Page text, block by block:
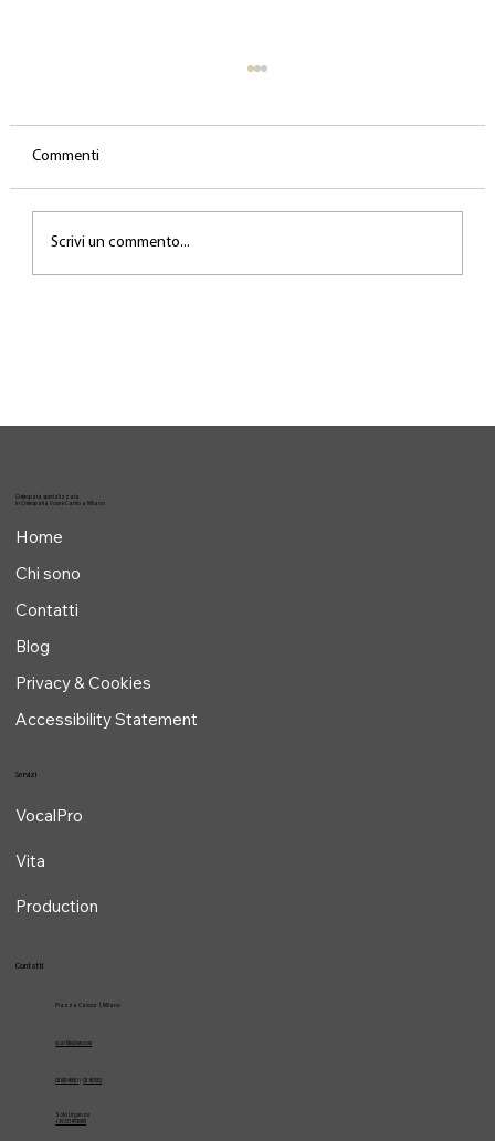
Commenti
Scrivi un commento...
Osteopata specializzata
in Osteopatia Voce e Canto a Milano
Home
Chi sono
Contatti
Blog
Privacy & Cookies
Accessibility Statement
Contatti
Piazza Cavour 1, Milano
vcarlile@me.com
02 82948631 / 02 653952
Solo Urgenze
+39 3334709981
Servizi
VocalPro
Vita
Production